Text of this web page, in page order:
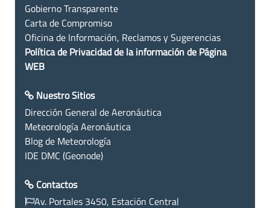
Gobierno Transparente
Carta de Compromiso
Oficina de Información, Reclamos y Sugerencias
Política de Privacidad de la información de Página
WEB
Nuestro Sitios
Dirección General de Aeronáutica
Meteorología Aeronáutica
Blog de Meteorología
IDE DMC (Geonode)
Contactos
Av. Portales 3450, Estación Central